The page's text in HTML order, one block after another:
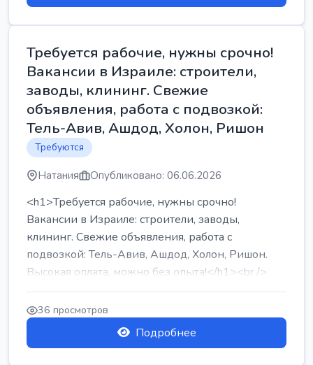
Требуется рабочие, нужны срочно!
Вакансии в Израиле: строители,
заводы, клининг. Свежие
объявления, работа с подвозкой:
Тель-Авив, Ашдод, Холон, Ришон
Требуются
Натания Опубликовано: 06.06.2026
<h1>Требуется рабочие, нужны срочно!
Вакансии в Израиле: строители, заводы,
клининг. Свежие объявления, работа с
подвозкой: Тель-Авив, Ашдод, Холон, Ришон.
Высокая оплата, можно без опыта!</h1><br />
...
36 просмотров
Подробнее